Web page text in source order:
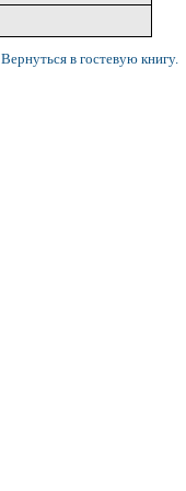
Вернуться в гостевую книгу.